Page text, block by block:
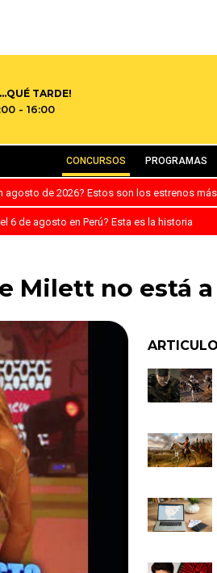
TARDE!
- 16:00
CONCURSOS PROGRAMAS
agosto de 2026? Estos son los estrenos
6 de agosto en Perú? Esta es la historia
Milett no está